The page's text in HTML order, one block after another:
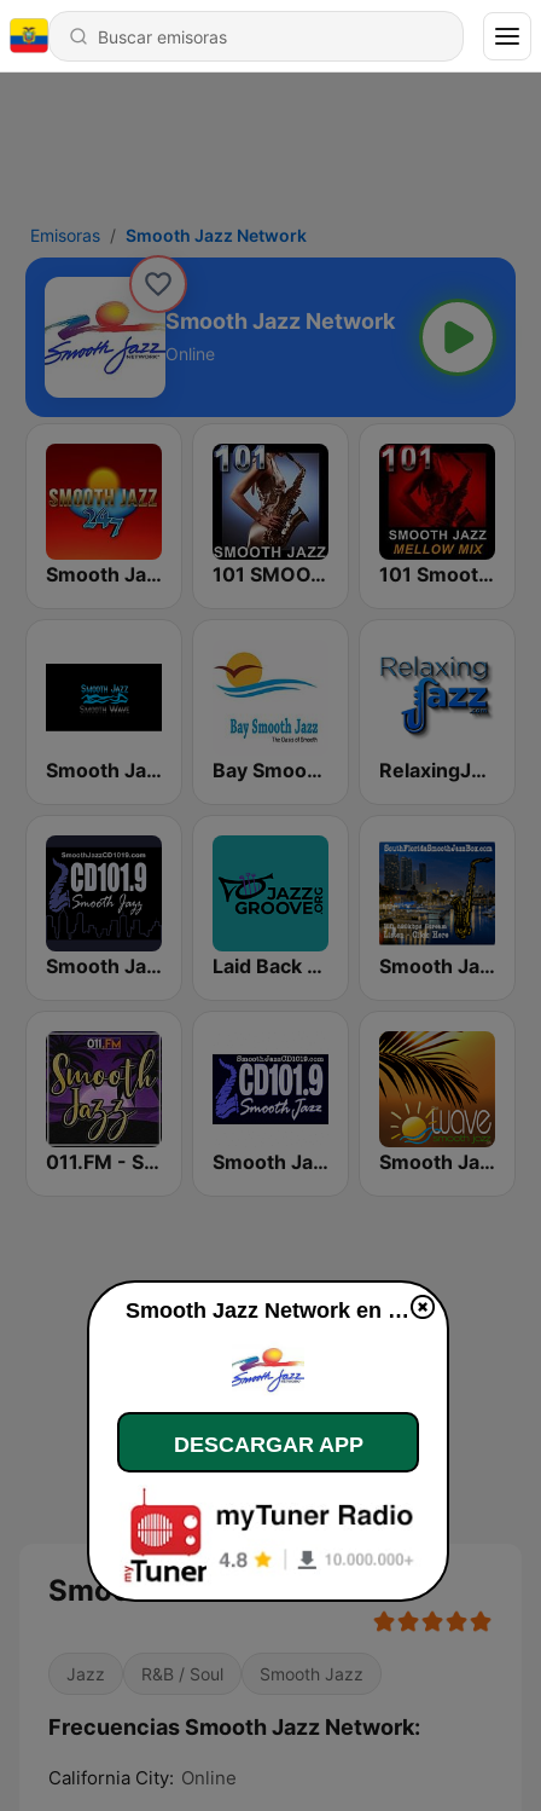
Emisoras Smooth Jazz Network
Smooth Jazz Network
Online
Smooth Jazz 247 101 SMOOTH JAZZ 101 Smooth Jazz Mellow Mix
Smooth Jazz Smooth Wave Bay Smooth Jazz RelaxingJazz.com - Smooth Jazz
Smooth Jazz CD 101.9 FM Laid Back Jazz Smooth Jazz Box
011.FM - Smooth Jazz Smooth Jazz Cd101.9 New York Smooth Jazz Tampa Bay "The Wave"
Smooth Jazz Network
Jazz R&B / Soul Smooth Jazz
Frecuencias Smooth Jazz Network:
California City: Online
Smooth Jazz Network en vivo
DESCARGAR APP